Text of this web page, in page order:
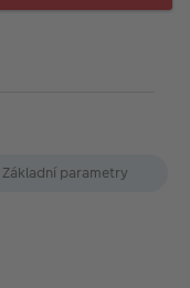
Základní parametry